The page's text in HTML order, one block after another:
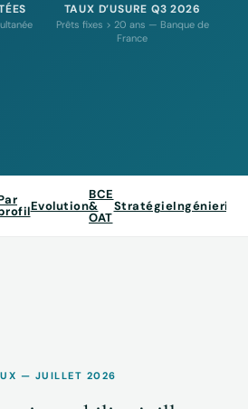
TAUX D’USURE Q3 2026
Prêts fixes > 20 ans — Banque de
France
Evolution
BCE
&
OAT
StratégieIngénierie
— JUILLET 2026